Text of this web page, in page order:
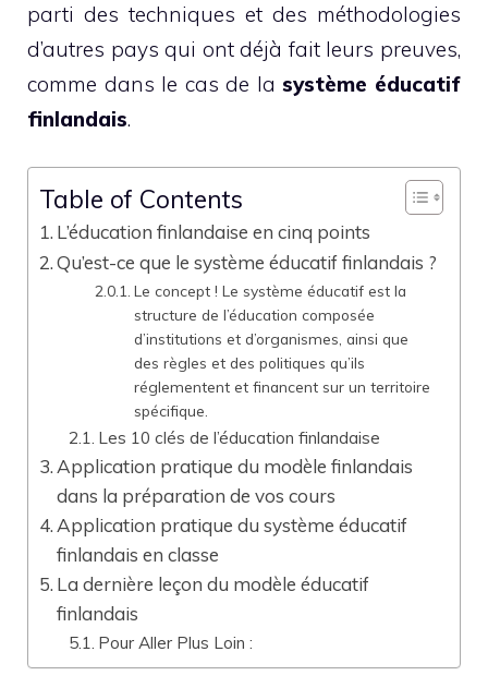
parti des techniques et des méthodologies
d’autres pays qui ont déjà fait leurs preuves,
comme dans le cas de lasystème éducatif
finlandais.
Table of Contents
L’éducation finlandaise en cinq points
Qu’est-ce que le système éducatif finlandais ?
Le concept ! Le système éducatif est la
structure de l’éducation composée
d’institutions et d’organismes, ainsi que
des règles et des politiques qu’ils
réglementent et financent sur un territoire
spécifique.
Les 10 clés de l’éducation finlandaise
Application pratique du modèle finlandais
dans la préparation de vos cours
Application pratique du système éducatif
finlandais en classe
La dernière leçon du modèle éducatif
finlandais
Pour Aller Plus Loin :